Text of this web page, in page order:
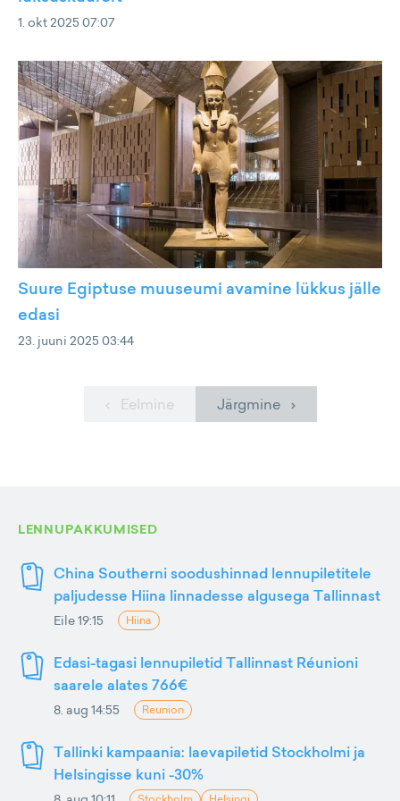
1. okt 2025 07:07
Suure Egiptuse muuseumi avamine lükkus jälle
edasi
23. juuni 2025 03:44
‹ Eelmine Järgmine ›
LENNUPAKKUMISED
China Southerni soodushinnad lennupiletitele
paljudesse Hiina linnadesse algusega Tallinnast
Eile 19:15 Hiina
Edasi-tagasi lennupiletid Tallinnast Réunioni
saarele alates 766€
8. aug 14:55 Reunion
Tallinki kampaania: laevapiletid Stockholmi ja
Helsingisse kuni -30%